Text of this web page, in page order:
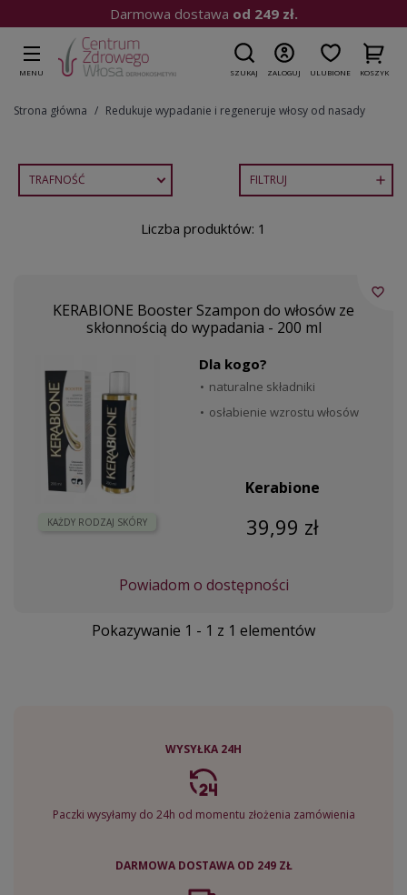
Darmowa dostawa od 249 zł.
MENU SZUKAJ ZALOGUJ ULUBIONE KOSZYK
Strona główna Redukuje wypadanie i regeneruje włosy od nasady
TRAFNOŚĆ FILTRUJ 
Liczba produktów: 1
KERABIONE Booster Szampon do włosów ze
skłonnością do wypadania - 200 ml
KAŻDY RODZAJ SKÓRY
Dla kogo?
naturalne składniki
osłabienie wzrostu włosów
Kerabione
39,99 zł
Powiadom o dostępności
favorite_border
Pokazywanie 1 - 1 z 1 elementów
WYSYŁKA 24H
Paczki wysyłamy do 24h od momentu złożenia zamówienia
DARMOWA DOSTAWA OD 249 ZŁ